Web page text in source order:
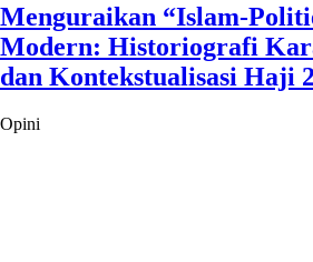
Menguraikan “Islam-
Modern: Historiografi
dan Kontekstualisasi Haji
Opini